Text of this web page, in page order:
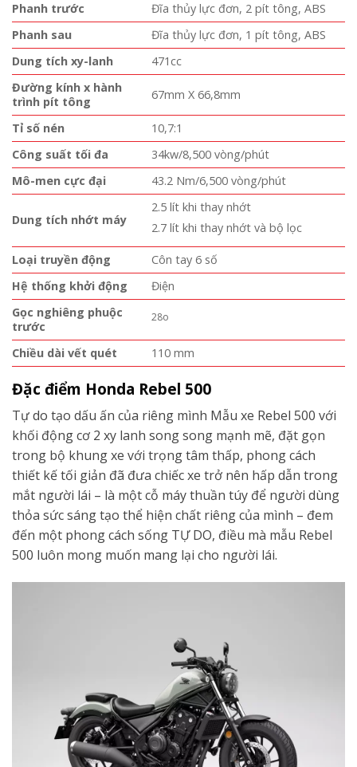
Phanh trước
Đĩa thủy lực đơn, 2 pít tông, ABS
Phanh sau
Đĩa thủy lực đơn, 1 pít tông, ABS
Dung tích xy-lanh
471cc
Đường kính x hành
trình pít tông
67mm X 66,8mm
Tỉ số nén
10,7:1
Công suất tối đa
34kw/8,500 vòng/phút
Mô-men cực đại
43.2 Nm/6,500 vòng/phút
Dung tích nhớt máy
2.5 lít khi thay nhớt
2.7 lít khi thay nhớt và bộ lọc
Loại truyền động
Côn tay 6 số
Hệ thống khởi động
Điện
Gọc nghiêng phuộc
trước
28o
Chiều dài vết quét 110 mm
Đặc điểm Honda Rebel 500
Tự do tạo dấu ấn của riêng mình Mẫu xe Rebel 500 với
khối động cơ 2 xy lanh song song mạnh mẽ, đặt gọn
trong bộ khung xe với trọng tâm thấp, phong cách
thiết kế tối giản đã đưa chiếc xe trở nên hấp dẫn trong
mắt người lái – là một cỗ máy thuần túy để người dùng
thỏa sức sáng tạo thể hiện chất riêng của mình – đem
đến một phong cách sống TỰ DO, điều mà mẫu Rebel
500 luôn mong muốn mang lại cho người lái.